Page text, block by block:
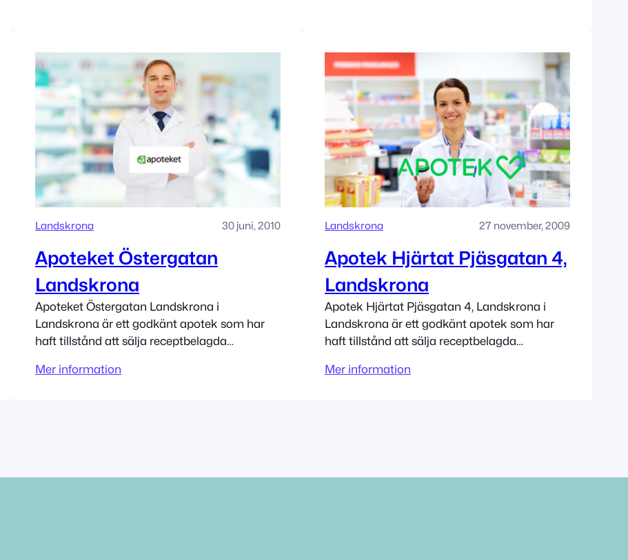
Landskrona 30 juni, 2010
Apoteket Östergatan
Landskrona
Apoteket Östergatan Landskrona i
Landskrona är ett godkänt apotek som har
haft tillstånd att sälja receptbelagda
Östergatan 17 26131 Landskrona Tillståndet
Mer information
Landskrona 27 november, 2009
Apotek Hjärtat Pjäsgatan 4,
Landskrona
Apotek Hjärtat Pjäsgatan 4, Landskrona i
Landskrona är ett godkänt apotek som har
haft tillstånd att sälja receptbelagda
Pjäsgatan 4 26145 Landskrona Tillståndet
Mer information